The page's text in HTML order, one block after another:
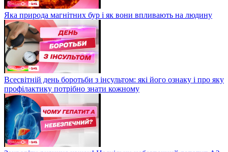
Яка природа магнітних бур і як вони впливають на людину
Всесвітній день боротьби з інсультом: які його ознаку і про яку
профілактику потрібно знати кожному